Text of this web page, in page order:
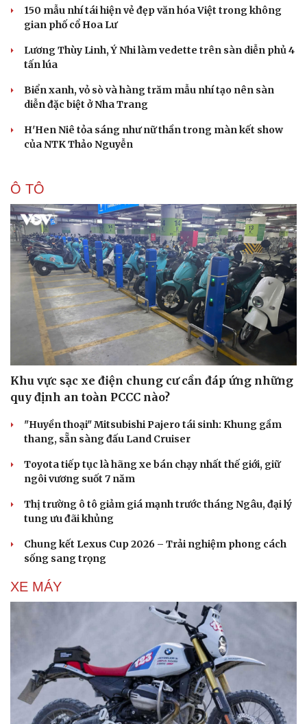
Du lịch
Tư vấn
Săn Tour
check-in
Podcast
Câu chuyện thời sự
Đọc truyện đêm khuya
Cửa sổ tình yêu
Kể chuyện cho bé
Hạt giống tâm hồn
150 mẫu nhí tái hiện vẻ đẹp văn hóa Việt trong không
gian phố cổ Hoa Lư
Lương Thùy Linh, Ý Nhi làm vedette trên sàn diễn phủ 4
tấn lúa
Biển xanh, vỏ sò và hàng trăm mẫu nhí tạo nên sàn
diễn đặc biệt ở Nha Trang
H'Hen Niê tỏa sáng như nữ thần trong màn kết show
của NTK Thảo Nguyễn
Ô TÔ
Khu vực sạc xe điện chung cư cần đáp ứng những
quy định an toàn PCCC nào?
"Huyền thoại" Mitsubishi Pajero tái sinh: Khung gầm
thang, sẵn sàng đấu Land Cruiser
Toyota tiếp tục là hãng xe bán chạy nhất thế giới, giữ
ngôi vương suốt 7 năm
Thị trường ô tô giảm giá mạnh trước tháng Ngâu, đại lý
tung ưu đãi khủng
Chung kết Lexus Cup 2026 – Trải nghiệm phong cách
sống sang trọng
XE MÁY